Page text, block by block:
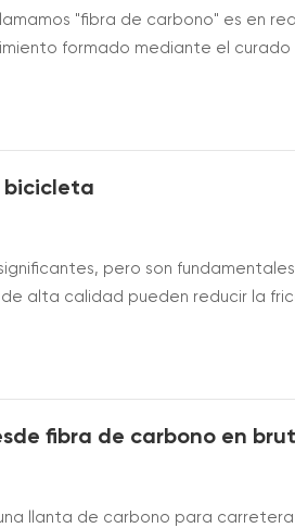
"fibra de carbono" es en
formado mediante el
y dura...
bicicleta
pero son
alta calidad pueden reducir la
¿...
llanta de carbono para